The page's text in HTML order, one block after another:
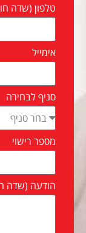
טלפון (שדה
אימייל
סניף לבחירה
מספר רישוי
הודעה (שדה